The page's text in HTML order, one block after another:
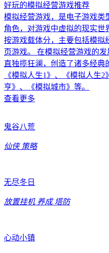
好玩的模拟经营游戏推荐
模拟经营游戏，是电子游戏类
角色，对游戏中虚拟的现实
按游戏载体分，主要包括模拟
页游戏。 在模拟经营游戏的
直独揽狂澜，创造了诸多经典
《模拟人生1》、《模拟人生
亨》、《模拟城市》等。
查看更多
鬼谷八荒
仙侠 策略
无尽冬日
放置挂机 养成 塔防
心动小镇